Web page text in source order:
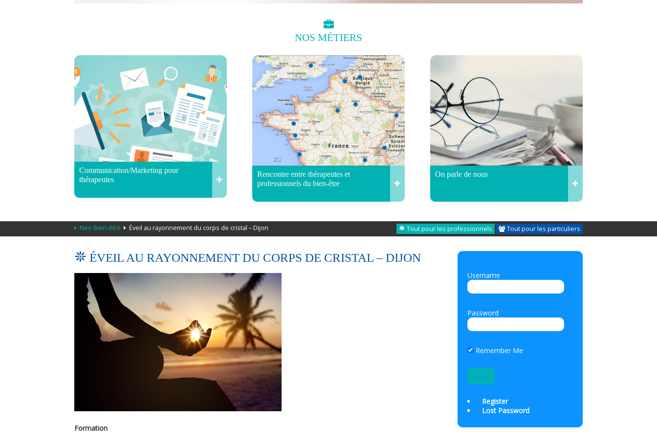
NOS MÉTIERS
Communication/Marketing pour
thérapeutes
Rencontre entre thérapeutes et
professionnels du bien-être
On parle de nous
Neo Bien-être Éveil au rayonnement du corps de cristal – Dijon Tout pour les professionnels Tout pour les particuliers
ÉVEIL AU RAYONNEMENT DU CORPS DE CRISTAL – DIJON
Formation
Username
Password
Remember Me
Register
Lost Password